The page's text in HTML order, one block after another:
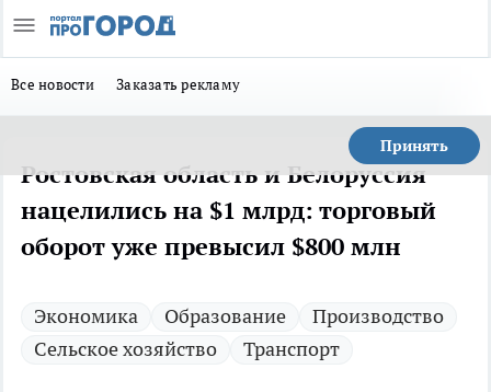
Все новости Заказать рекламу
Принять
Ростовская область и Белоруссия
нацелились на $1 млрд: торговый
оборот уже превысил $800 млн
Экономика Образование
Производство
Сельское хозяйство
Транспорт